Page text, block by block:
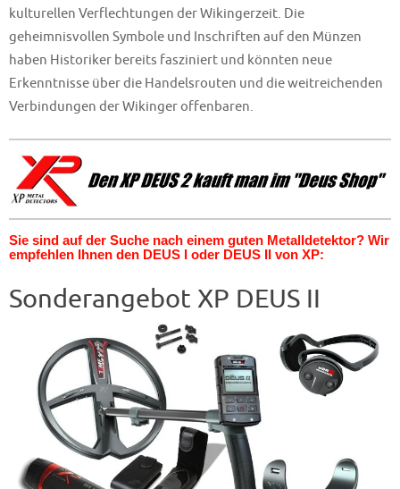
kulturellen Verflechtungen der Wikingerzeit. Die
geheimnisvollen Symbole und Inschriften auf den Münzen
haben Historiker bereits fasziniert und könnten neue
Erkenntnisse über die Handelsrouten und die weitreichenden
Verbindungen der Wikinger offenbaren.
Sie sind auf der Suche nach einem guten Metalldetektor? Wir
empfehlen Ihnen den DEUS I oder DEUS II von XP:
Sonderangebot XP DEUS II